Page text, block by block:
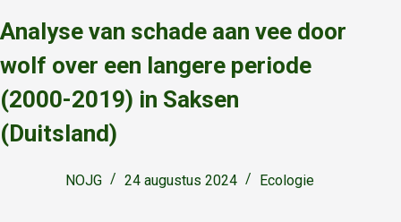
Analyse van schade aan vee door
wolf over een langere periode
(2000-2019) in Saksen
(Duitsland)
NOJG 24 augustus 2024 Ecologie